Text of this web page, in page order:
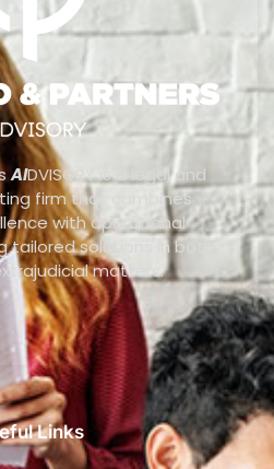
AIDVISORY is a legal and
firm that combines
with operational
tailored solutions in both
matters.
Links